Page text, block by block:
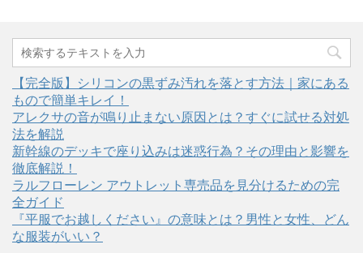
【完全版】シリコンの黒ずみ汚れを落とす方法｜家にある
もので簡単キレイ！
アレクサの音が鳴り止まない原因とは？すぐに試せる対処
法を解説
新幹線のデッキで座り込みは迷惑行為？その理由と影響を
徹底解説！
ラルフローレン アウトレット専売品を見分けるための完
全ガイド
『平服でお越しください』の意味とは？男性と女性、どん
な服装がいい？